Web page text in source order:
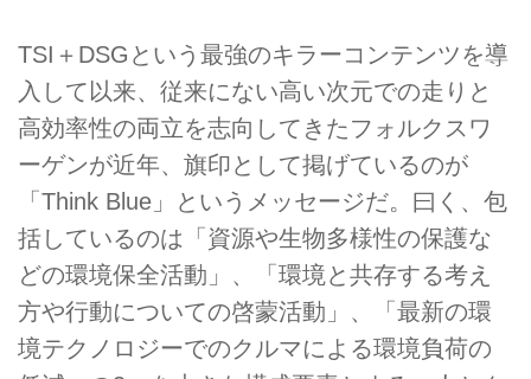
TSI＋DSGという最強のキラーコンテンツを導
入して以来、従来にない高い次元での走りと
高効率性の両立を志向してきたフォルクスワ
ーゲンが近年、旗印として掲げているのが
「Think Blue」というメッセージだ。曰く、包
括しているのは「資源や生物多様性の保護な
どの環境保全活動」、「環境と共存する考え
方や行動についての啓蒙活動」、「最新の環
境テクノロジーでのクルマによる環境負荷の